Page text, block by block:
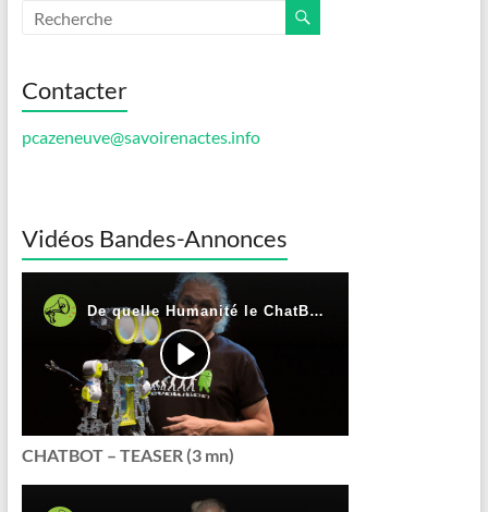
Contacter
pcazeneuve@savoirenactes.info
Vidéos Bandes-Annonces
CHATBOT – TEASER (3 mn)